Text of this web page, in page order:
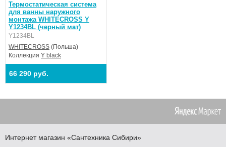
Термостатическая система
для ванны наружного
монтажа WHITECROSS Y
Y1234BL (черный мат)
Y1234BL
WHITECROSS (Польша)
Коллекция Y black
66 290 руб.
Интернет магазин «Сантехника Сибири»